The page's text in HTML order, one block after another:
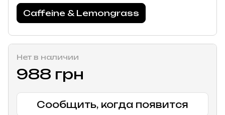
Caffeine & Lemongrass
Нет в наличии
988 грн
Сообщить, когда появится